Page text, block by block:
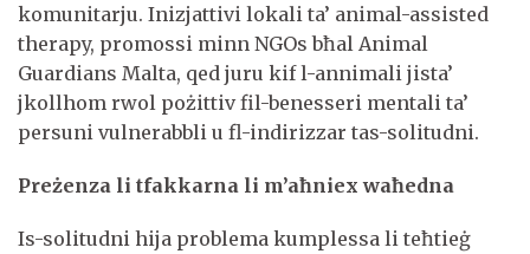
komunitarju. Inizjattivi lokali ta’ animal-assisted
therapy, promossi minn NGOs bħal Animal
Guardians Malta, qed juru kif l-annimali jista’
jkollhom rwol pożittiv fil-benesseri mentali ta’
persuni vulnerabbli u fl-indirizzar tas-solitudni.
Preżenza li tfakkarna li m’aħniex waħedna
Is-solitudni hija problema kumplessa li teħtieġ